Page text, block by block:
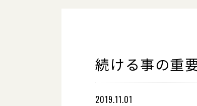
続ける事の重
2019.11.01